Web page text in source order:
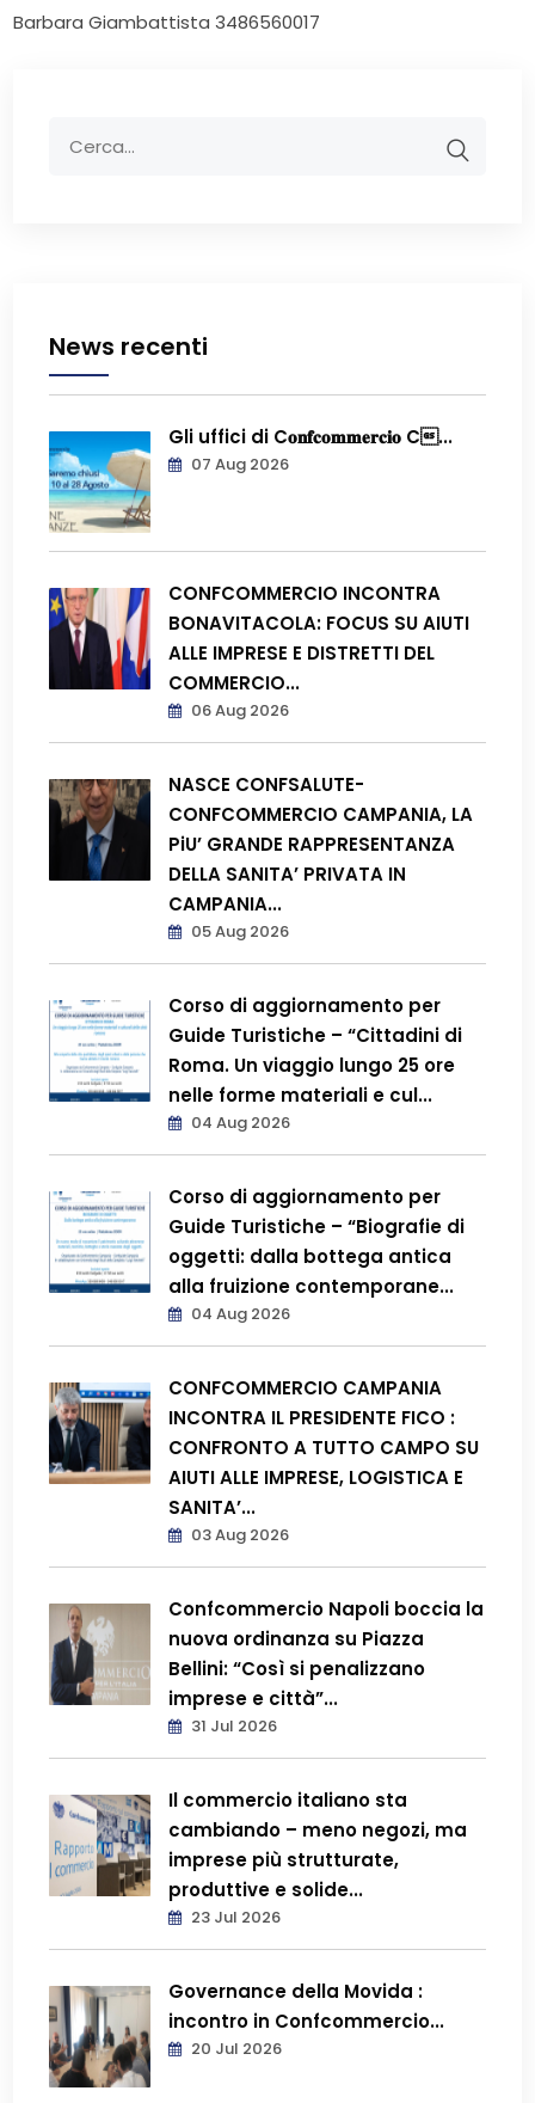
News recenti
Gli uffici di C𝐨𝐧𝐟𝐜𝐨𝐦𝐦𝐞𝐫𝐜𝐢𝐨 C...
07 Aug 2026
CONFCOMMERCIO INCONTRA
BONAVITACOLA: FOCUS SU AIUTI
ALLE IMPRESE E DISTRETTI DEL
COMMERCIO...
06 Aug 2026
NASCE CONFSALUTE-
CONFCOMMERCIO CAMPANIA, LA
PiU’ GRANDE RAPPRESENTANZA
DELLA SANITA’ PRIVATA IN
CAMPANIA...
05 Aug 2026
Corso di aggiornamento per
Guide Turistiche – “Cittadini di
Roma. Un viaggio lungo 25 ore
nelle forme materiali e cul...
04 Aug 2026
Corso di aggiornamento per
Guide Turistiche – “Biografie di
oggetti: dalla bottega antica
alla fruizione contemporane...
04 Aug 2026
CONFCOMMERCIO CAMPANIA
INCONTRA IL PRESIDENTE FICO :
CONFRONTO A TUTTO CAMPO SU
AIUTI ALLE IMPRESE, LOGISTICA E
SANITA’...
03 Aug 2026
Confcommercio Napoli boccia la
nuova ordinanza su Piazza
Bellini: “Così si penalizzano
imprese e città”...
31 Jul 2026
Il commercio italiano sta
cambiando – meno negozi, ma
imprese più strutturate,
produttive e solide...
23 Jul 2026
Governance della Movida :
incontro in Confcommercio...
20 Jul 2026
Barbara Giambattista 3486560017